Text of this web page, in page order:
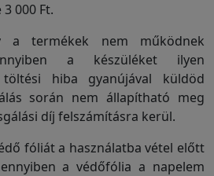
000 Ft.
a termékek nem működnek
a készüléket ilyen
hiba gyanújával küldöd
során nem állapítható meg
díj felszámításra kerül.
fóliát a használatba vétel előtt
a védőfólia a napelem